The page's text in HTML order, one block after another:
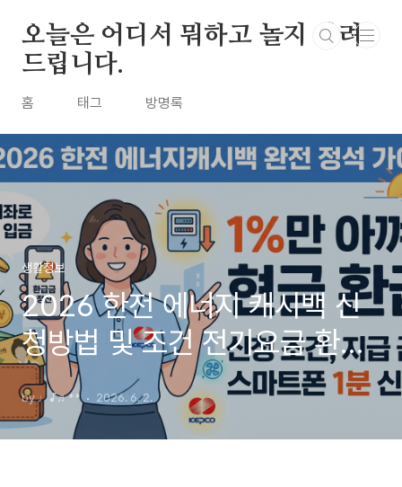
오늘은 어디서 뭐하고 놀지 알려
드립니다.
홈 태그 방명록
생활정보
2026 한전 에너지 캐시백 신
청방법 및 조건 전기요금 환급
금 총정리
by ♩♪♬** 2026. 6. 2.